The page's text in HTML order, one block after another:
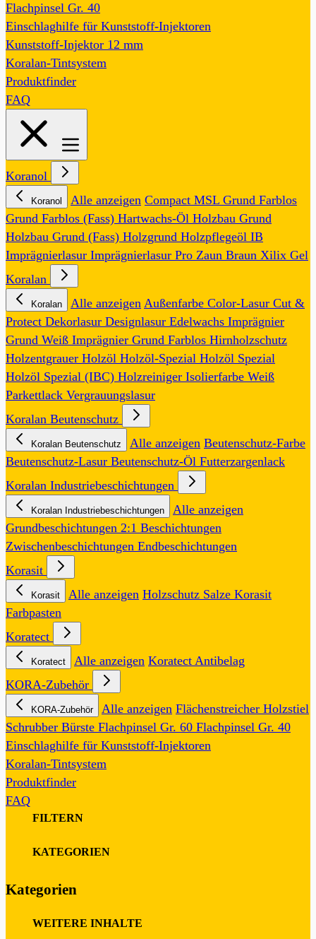
Flachpinsel Gr. 40
Einschlaghilfe für Kunststoff-Injektoren
Kunststoff-Injektor 12 mm
Koralan-Tintsystem
Produktfinder
FAQ
Koranol
Koranol Alle anzeigen Compact MSL Grund Farblos
Grund Farblos (Fass) Hartwachs-Öl Holzbau Grund
Holzbau Grund (Fass) Holzgrund Holzpflegeöl IB
Imprägnierlasur Imprägnierlasur Pro Zaun Braun Xilix Gel
Koralan
Koralan Alle anzeigen Außenfarbe Color-Lasur Cut &
Protect Dekorlasur Designlasur Edelwachs Imprägnier
Grund Weiß Imprägnier Grund Farblos Hirnholzschutz
Holzentgrauer Holzöl Holzöl-Spezial Holzöl Spezial
Holzöl Spezial (IBC) Holzreiniger Isolierfarbe Weiß
Parkettlack Vergrauungslasur
Koralan Beutenschutz
Koralan Beutenschutz Alle anzeigen Beutenschutz-Farbe
Beutenschutz-Lasur Beutenschutz-Öl Futterzargenlack
Koralan Industriebeschichtungen
Koralan Industriebeschichtungen
Alle anzeigen
Grundbeschichtungen 2:1 Beschichtungen
Zwischenbeschichtungen Endbeschichtungen
Korasit
Korasit Alle anzeigen Holzschutz Salze Korasit
Farbpasten
Koratect
Koratect Alle anzeigen Koratect Antibelag
KORA-Zubehör
KORA-Zubehör Alle anzeigen Flächenstreicher Holzstiel
Schrubber Bürste Flachpinsel Gr. 60 Flachpinsel Gr. 40
Einschlaghilfe für Kunststoff-Injektoren
Koralan-Tintsystem
Produktfinder
FAQ
FILTERN
KATEGORIEN
Kategorien
WEITERE INHALTE